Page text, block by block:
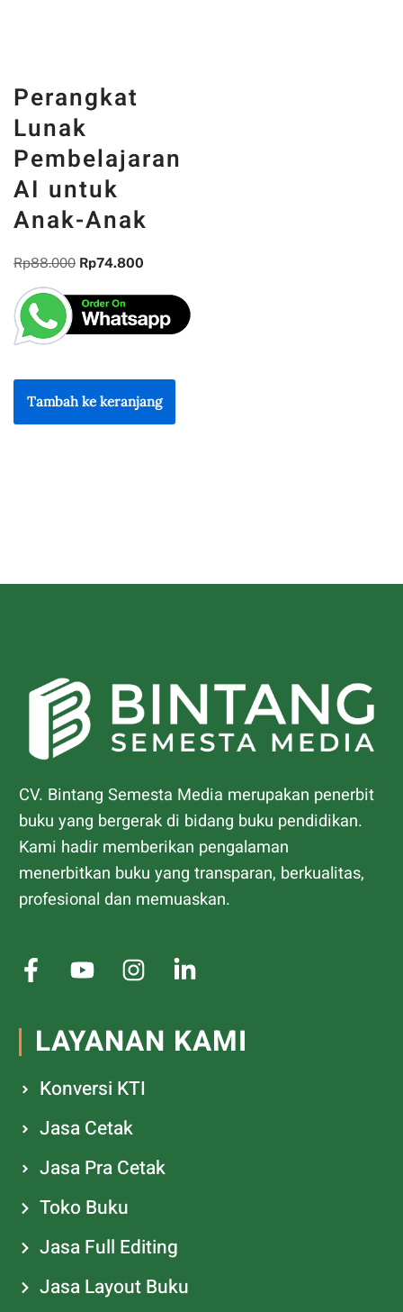
Perangkat
Lunak
Pembelajaran
AI untuk
Anak-Anak
Rp88.000 Rp74.800
Tambah ke keranjang
CV. Bintang Semesta Media merupakan penerbit
buku yang bergerak di bidang buku pendidikan.
Kami hadir memberikan pengalaman
menerbitkan buku yang transparan, berkualitas,
profesional dan memuaskan.
LAYANAN KAMI
Konversi KTI
Jasa Cetak
Jasa Pra Cetak
Toko Buku
Jasa Full Editing
Jasa Layout Buku